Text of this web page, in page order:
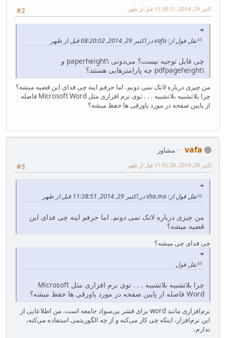
#2 اکتبر 29, 2014, 11:38:51 قبل از ظهر
نقل قول از: vafa در اکتبر 29, 2014, 08:20:02 قبل از ظهر
چی قابل توجیه نیست؟ می‌دونی \paperheight و
\pdfpageheight چه پارامترهایی هستند؟
من چیزی درباره لاتک نمی دونم. اما حرفم اینه چی فدای این قضیه میشه؟
چرا بلاتشبیه بلاتشبیه . . . توی نرم افزاری مثل Microsoft Word فاصله
از پایین صفحه در مورد پاورقی ها حفظ میشه؟
vafa
مشاور
#3
اکتبر 29, 2014, 11:55:28 قبل از ظهر
نقل قول از: sha.ma در اکتبر 29, 2014, 11:38:51 قبل از ظهر
من چیزی درباره لاتک نمی دونم. اما حرفم اینه چی فدای این
قضیه میشه؟
چی فدای چی میشه؟
نقل قول
چرا بلاتشبیه بلاتشبیه . . . توی نرم افزاری مثل Microsoft
Word فاصله از پایین صفحه در مورد پاورقی ها حفظ میشه؟
نرم‌افزاری مانند word برای قشر بی‌سواد جامعه است. من اطلاعایی از
این نرم‌افزار، اینکه چی کار می‌کنه و از چه الگوریتمی استفاده می‌کنه،
ندارم.